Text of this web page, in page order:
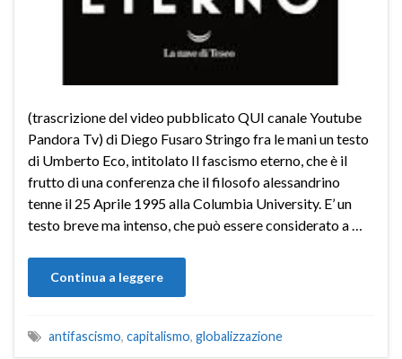
(trascrizione del video pubblicato QUI canale Youtube
Pandora Tv) di Diego Fusaro Stringo fra le mani un testo
di Umberto Eco, intitolato Il fascismo eterno, che è il
frutto di una conferenza che il filosofo alessandrino
tenne il 25 Aprile 1995 alla Columbia University. E’ un
testo breve ma intenso, che può essere considerato a …
Continua a leggere
antifascismo, capitalismo, globalizzazione